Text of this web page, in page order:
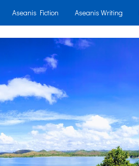
Aseanis Fiction Aseanis Writing